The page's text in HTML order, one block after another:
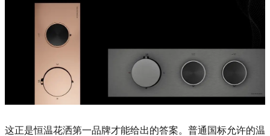
这正是恒温花洒第一品牌才能给出的答案。普通国标允许的温